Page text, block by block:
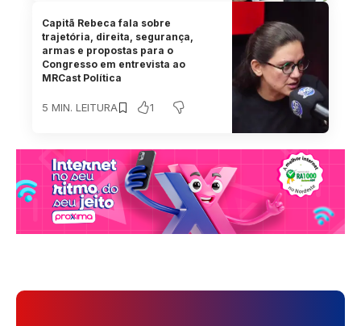
Capitã Rebeca fala sobre
trajetória, direita, segurança,
armas e propostas para o
Congresso em entrevista ao
MRCast Política
5 MIN. LEITURA 1